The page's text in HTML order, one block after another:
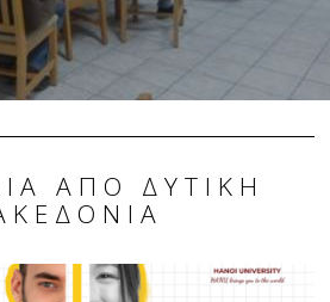
ΑΠΌ ΔΥΤΙΚΉ